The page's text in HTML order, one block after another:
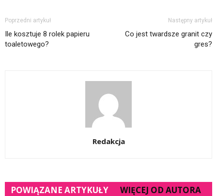
Poprzedni artykuł
Ile kosztuje 8 rolek papieru
toaletowego?
Następny artykuł
Co jest twardsze granit czy
gres?
Redakcja
POWIĄZANE ARTYKUŁY WIĘCEJ OD AUTORA